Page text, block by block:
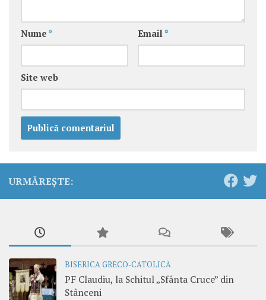
Nume * Email *
Site web
URMĂREȘTE:
BISERICA GRECO-CATOLICĂ
PF Claudiu, la Schitul „Sfânta Cruce” din
Stânceni